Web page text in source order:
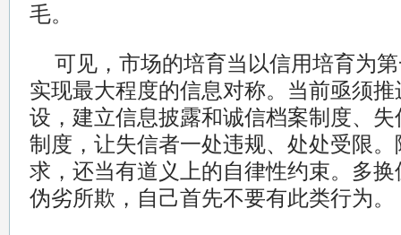
毛。
可见，市场的培育当以信用培育为
实现最大程度的信息对称。当前亟须
设，建立信息披露和诚信档案制度、
制度，让失信者一处违规、处处受限
求，还当有道义上的自律性约束。多
伪劣所欺，自己首先不要有此类行为。